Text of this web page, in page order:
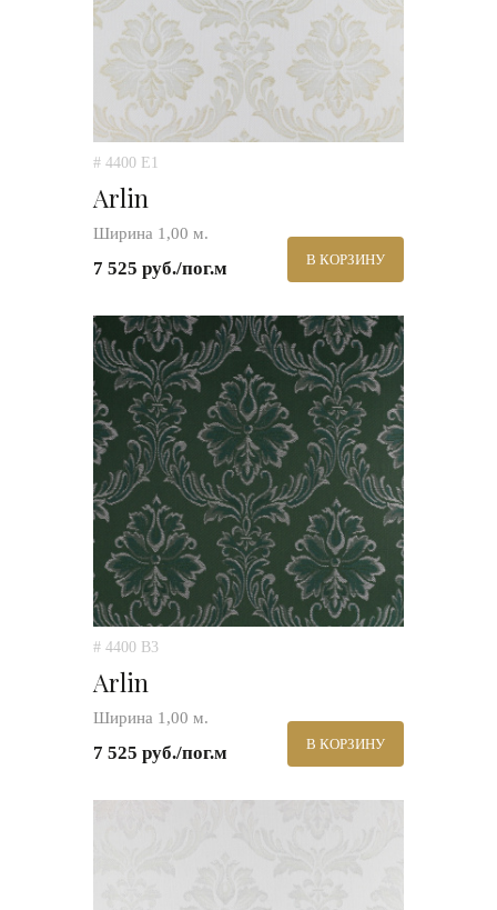
# 4400 E1
Arlin
Ширина 1,00 м.
7 525 руб./пог.м В КОРЗИНУ
# 4400 B3
Arlin
Ширина 1,00 м.
7 525 руб./пог.м В КОРЗИНУ